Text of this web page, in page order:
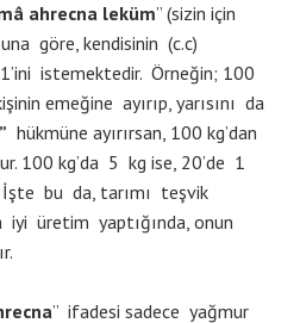
ahrecna leküm” (sizin için
göre, kendisinin (c.c)
1’ini istemektedir. Örneğin; 100
emeğine ayırıp, yarısını da
hükmüne ayırırsan, 100 kg’dan
100 kg’da 5 kg ise, 20’de 1
İşte bu da, tarımı teşvik
iyi üretim yaptığında, onun
” ifadesi sadece yağmur